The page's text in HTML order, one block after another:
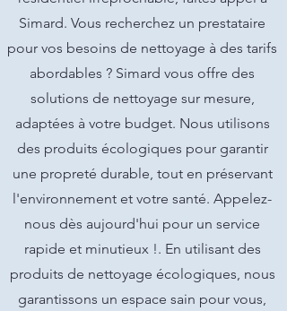
Simard. Vous recherchez un prestataire
pour vos besoins de nettoyage à des tarifs
abordables ? Simard vous offre des
solutions de nettoyage sur mesure,
adaptées à votre budget. Nous utilisons
des produits écologiques pour garantir
une propreté durable, tout en préservant
l'environnement et votre santé. Appelez-
nous dès aujourd'hui pour un service
rapide et minutieux !. En utilisant des
produits de nettoyage écologiques, nous
garantissons un espace sain pour vous,